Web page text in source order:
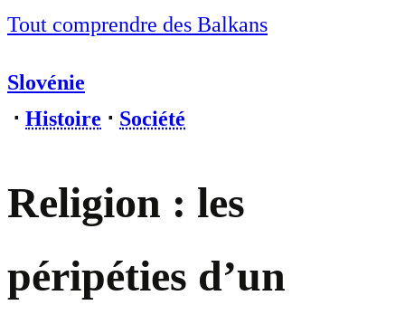
Tout comprendre des Balkans
Slovénie
⋅ Histoire ⋅ Société
Religion : les
péripéties d’un